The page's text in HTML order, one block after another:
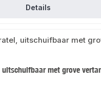
Details
uitschuifbaar met grove